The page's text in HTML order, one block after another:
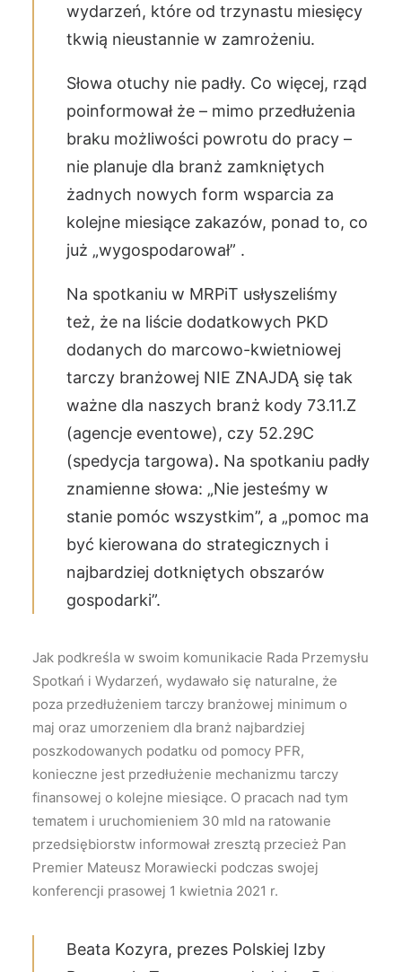
wydarzeń, które od trzynastu miesięcy
tkwią nieustannie w zamrożeniu.
Słowa otuchy nie padły. Co więcej, rząd
poinformował że – mimo przedłużenia
braku możliwości powrotu do pracy –
nie planuje dla branż zamkniętych
żadnych nowych form wsparcia za
kolejne miesiące zakazów, ponad to, co
już „wygospodarował” .
Na spotkaniu w MRPiT usłyszeliśmy
też, że na liście dodatkowych PKD
dodanych do marcowo-kwietniowej
tarczy branżowej NIE ZNAJDĄ się tak
ważne dla naszych branż kody 73.11.Z
(agencje eventowe), czy 52.29C
(spedycja targowa). Na spotkaniu padły
znamienne słowa: „Nie jesteśmy w
stanie pomóc wszystkim”, a „pomoc ma
być kierowana do strategicznych i
najbardziej dotkniętych obszarów
gospodarki”.
Jak podkreśla w swoim komunikacie Rada Przemysłu
Spotkań i Wydarzeń, wydawało się naturalne, że
poza przedłużeniem tarczy branżowej minimum o
maj oraz umorzeniem dla branż najbardziej
poszkodowanych podatku od pomocy PFR,
konieczne jest przedłużenie mechanizmu tarczy
finansowej o kolejne miesiące. O pracach nad tym
tematem i uruchomieniem 30 mld na ratowanie
przedsiębiorstw informował zresztą przecież Pan
Premier Mateusz Morawiecki podczas swojej
konferencji prasowej 1 kwietnia 2021 r.
Beata Kozyra, prezes Polskiej Izby